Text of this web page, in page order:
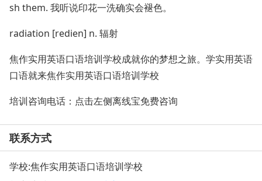
sh them. 我听说印花一洗确实会褪色。
radiation [redien] n. 辐射
焦作实用英语口语培训学校成就你的梦想之旅。学实用英语
口语就来焦作实用英语口语培训学校
培训咨询电话：点击左侧离线宝免费咨询
联系方式
学校:焦作实用英语口语培训学校